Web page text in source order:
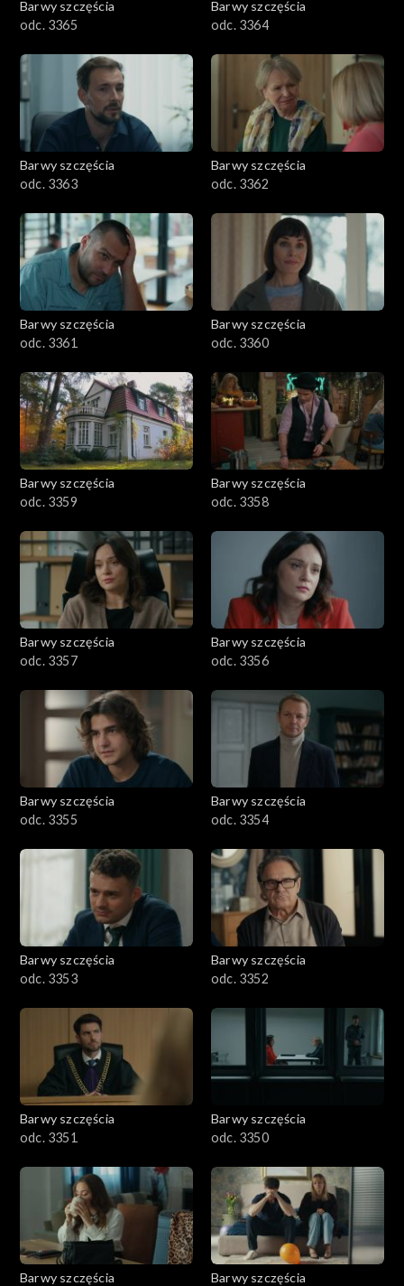
Barwy szczęścia
odc. 3365
Barwy szczęścia
odc. 3364
Barwy szczęścia
odc. 3363
Barwy szczęścia
odc. 3362
Barwy szczęścia
odc. 3361
Barwy szczęścia
odc. 3360
Barwy szczęścia
odc. 3359
Barwy szczęścia
odc. 3358
Barwy szczęścia
odc. 3357
Barwy szczęścia
odc. 3356
Barwy szczęścia
odc. 3355
Barwy szczęścia
odc. 3354
Barwy szczęścia
odc. 3353
Barwy szczęścia
odc. 3352
Barwy szczęścia
odc. 3351
Barwy szczęścia
odc. 3350
Barwy szczęścia
Barwy szczęścia